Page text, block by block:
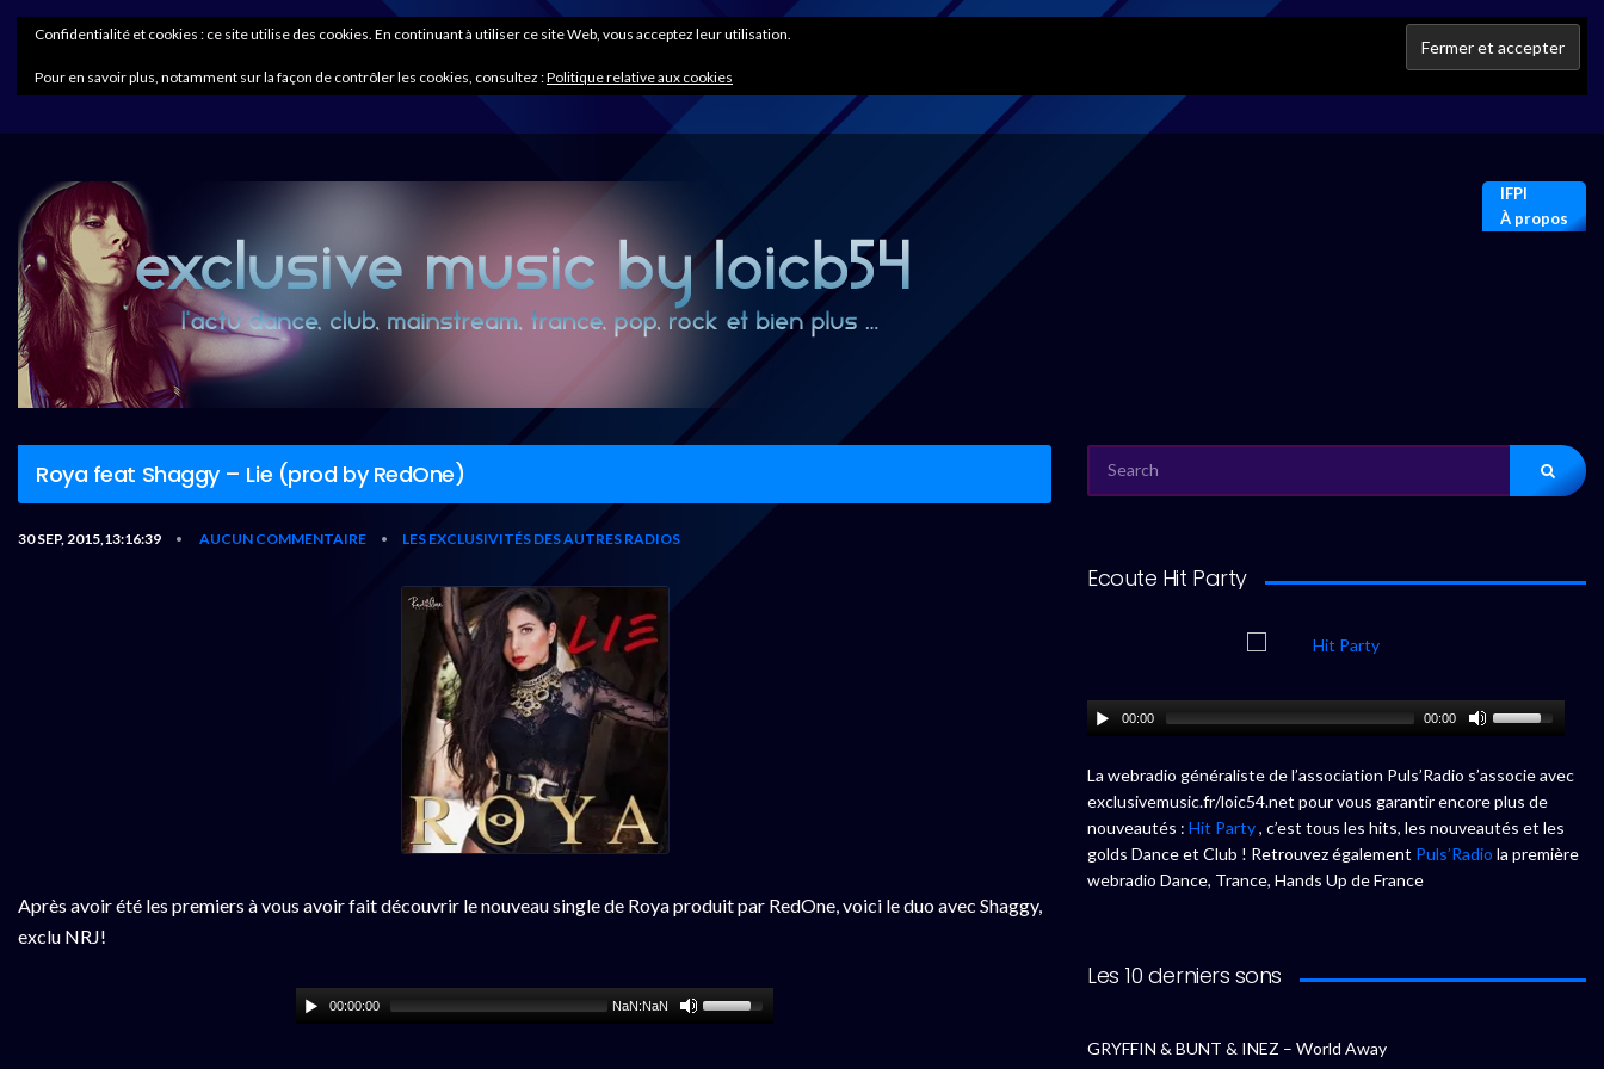
IFPI
À propos
Roya feat Shaggy – Lie (prod by RedOne)
30 SEP, 2015,13:16:39 • AUCUN COMMENTAIRE • LES EXCLUSIVITÉS DES AUTRES RADIOS
Après avoir été les premiers à vous avoir fait découvrir le nouveau single de Roya produit par RedOne, voici le duo avec Shaggy,
exclu NRJ!
00:00:00 NaN:NaN
FOR:
Ecoute Hit Party
00:00 00:00
La webradio généraliste de l’association Puls’Radio s’associe avec
exclusivemusic.fr/loic54.net pour vous garantir encore plus de
nouveautés : Hit Party, c’est tous les hits, les nouveautés et les
golds Dance et Club ! Retrouvez également Puls’Radio la première
webradio Dance, Trance, Hands Up de France
Les 10 derniers sons
GRYFFIN & BUNT & INEZ – World Away
Confidentialité et cookies : ce site utilise des cookies. En continuant à utiliser ce site Web, vous acceptez leur utilisation.
Pour en savoir plus, notamment sur la façon de contrôler les cookies, consultez :Politique relative aux cookies